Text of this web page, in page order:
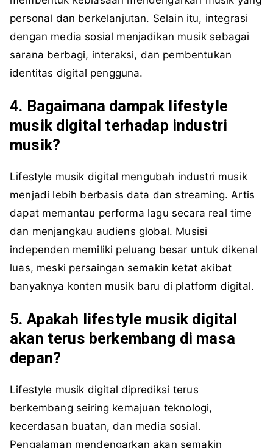
personal dan berkelanjutan. Selain itu, integrasi
dengan media sosial menjadikan musik sebagai
sarana berbagi, interaksi, dan pembentukan
identitas digital pengguna.
4. Bagaimana dampak lifestyle
musik digital terhadap industri
musik?
Lifestyle musik digital mengubah industri musik
menjadi lebih berbasis data dan streaming. Artis
dapat memantau performa lagu secara real time
dan menjangkau audiens global. Musisi
independen memiliki peluang besar untuk dikenal
luas, meski persaingan semakin ketat akibat
banyaknya konten musik baru di platform digital.
5. Apakah lifestyle musik digital
akan terus berkembang di masa
depan?
Lifestyle musik digital diprediksi terus
berkembang seiring kemajuan teknologi,
kecerdasan buatan, dan media sosial.
Pengalaman mendengarkan akan semakin